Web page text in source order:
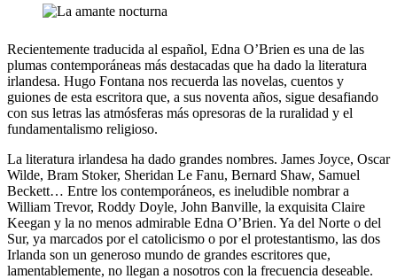
Recientemente traducida al español, Edna O’Brien es una de las
plumas contemporáneas más destacadas que ha dado la literatura
irlandesa. Hugo Fontana nos recuerda las novelas, cuentos y
guiones de esta escritora que, a sus noventa años, sigue desafiando
con sus letras las atmósferas más opresoras de la ruralidad y el
fundamentalismo religioso.
La literatura irlandesa ha dado grandes nombres. James Joyce, Oscar
Wilde, Bram Stoker, Sheridan Le Fanu, Bernard Shaw, Samuel
Beckett… Entre los contemporáneos, es ineludible nombrar a
William Trevor, Roddy Doyle, John Banville, la exquisita Claire
Keegan y la no menos admirable Edna O’Brien. Ya del Norte o del
Sur, ya marcados por el catolicismo o por el protestantismo, las dos
Irlanda son un generoso mundo de grandes escritores que,
lamentablemente, no llegan a nosotros con la frecuencia deseable.